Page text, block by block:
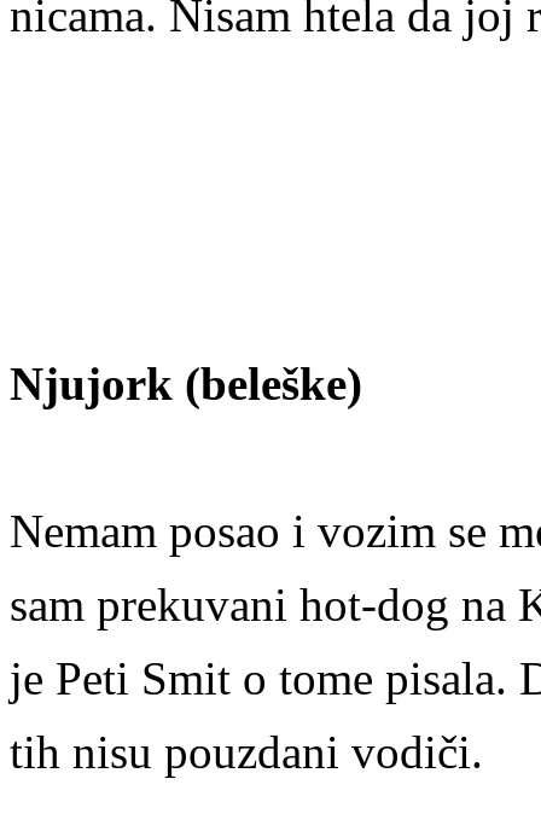
nicama. Nisam htela da joj
Njujork (beleške)
Nemam posao i vozim se
sam prekuvani hot-dog na
je Peti Smit o tome pisala.
tih nisu pouzdani vodiči.